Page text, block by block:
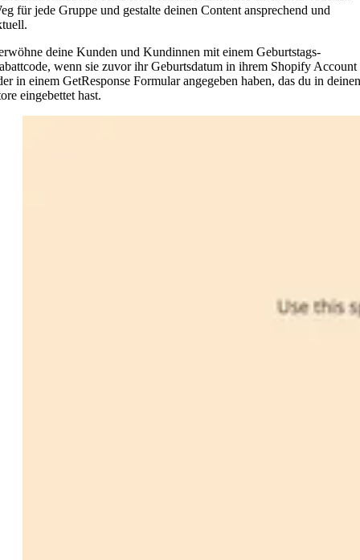
für jede Gruppe und gestalte deinen Content ansprechend und
deine Kunden und Kundinnen mit einem Geburtstags-
wenn sie zuvor ihr Geburtsdatum in ihrem Shopify Account
in einem GetResponse Formular angegeben haben, das du in deinen
eingebettet hast.